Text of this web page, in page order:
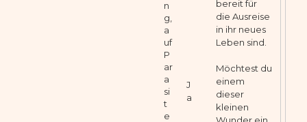
bereit für
die Ausreise
in ihr neues
Leben sind.
Möchtest du
einem
dieser
kleinen
n
g,
a
uf
P
ar
a
si
t
e
J
a